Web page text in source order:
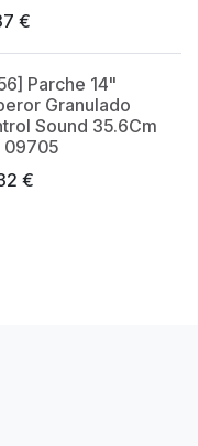
€
Parche 14"
Granulado
Sound 35.6Cm
09705
€